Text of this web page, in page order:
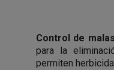
Control de
para la
permiten